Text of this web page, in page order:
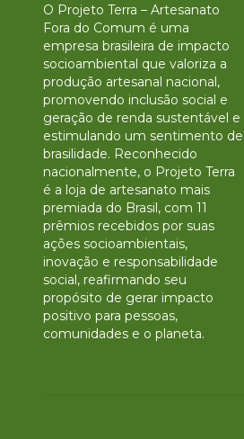
O Projeto Terra – Artesanato
Fora do Comum é uma
empresa brasileira de impacto
socioambiental que valoriza a
produção artesanal nacional,
promovendo inclusão social e
geração de renda sustentável e
estimulando um sentimento de
brasilidade. Reconhecido
nacionalmente, o Projeto Terra
é a loja de artesanato mais
premiada do Brasil, com 11
prêmios recebidos por suas
ações socioambientais,
inovação e responsabilidade
social, reafirmando seu
propósito de gerar impacto
positivo para pessoas,
comunidades e o planeta.